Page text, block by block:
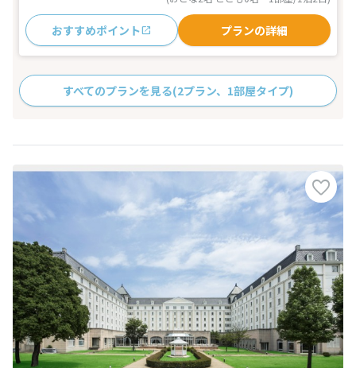
おすすめポイント プランの詳細
すべてのプランを見る(2プラン、1部屋タイプ)